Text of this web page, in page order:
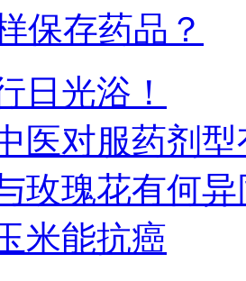
保存药品？
日光浴！
医对服药剂型
玫瑰花有何异
米能抗癌